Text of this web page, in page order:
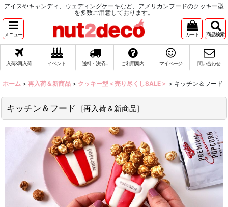
アイスやキャンディ、ウェディングケーキなど、アメリカンフードのクッキー型
を多数ご用意しております。
メニュー カート 商品検索
入荷&再入荷 イベント 送料・決済... ご利用案内 マイページ 問い合わせ
ホーム > 再入荷＆新商品 > クッキー型＜売り尽くしSALE＞ > キッチン＆フード
キッチン＆フード [再入荷＆新商品]